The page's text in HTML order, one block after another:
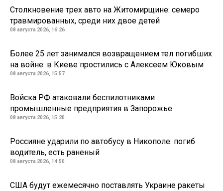
Столкновение трех авто на Житомирщине: семеро
травмированных, среди них двое детей
08 августа 2026, 16:26
Более 25 лет занимался возвращением тел погибших
на войне: в Киеве простились с Алексеем Юковым
08 августа 2026, 15:57
Войска РФ атаковали беспилотниками
промышленные предприятия в Запорожье
08 августа 2026, 15:20
Россияне ударили по автобусу в Никополе: погиб
водитель, есть раненый
08 августа 2026, 14:50
США будут ежемесячно поставлять Украине ракеты